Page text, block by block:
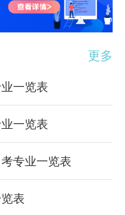
更多
一览表
一览表
专业一览表
表